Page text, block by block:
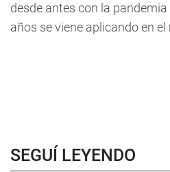
desde antes con la
años se viene aplicando en
SEGUÍ LEYENDO